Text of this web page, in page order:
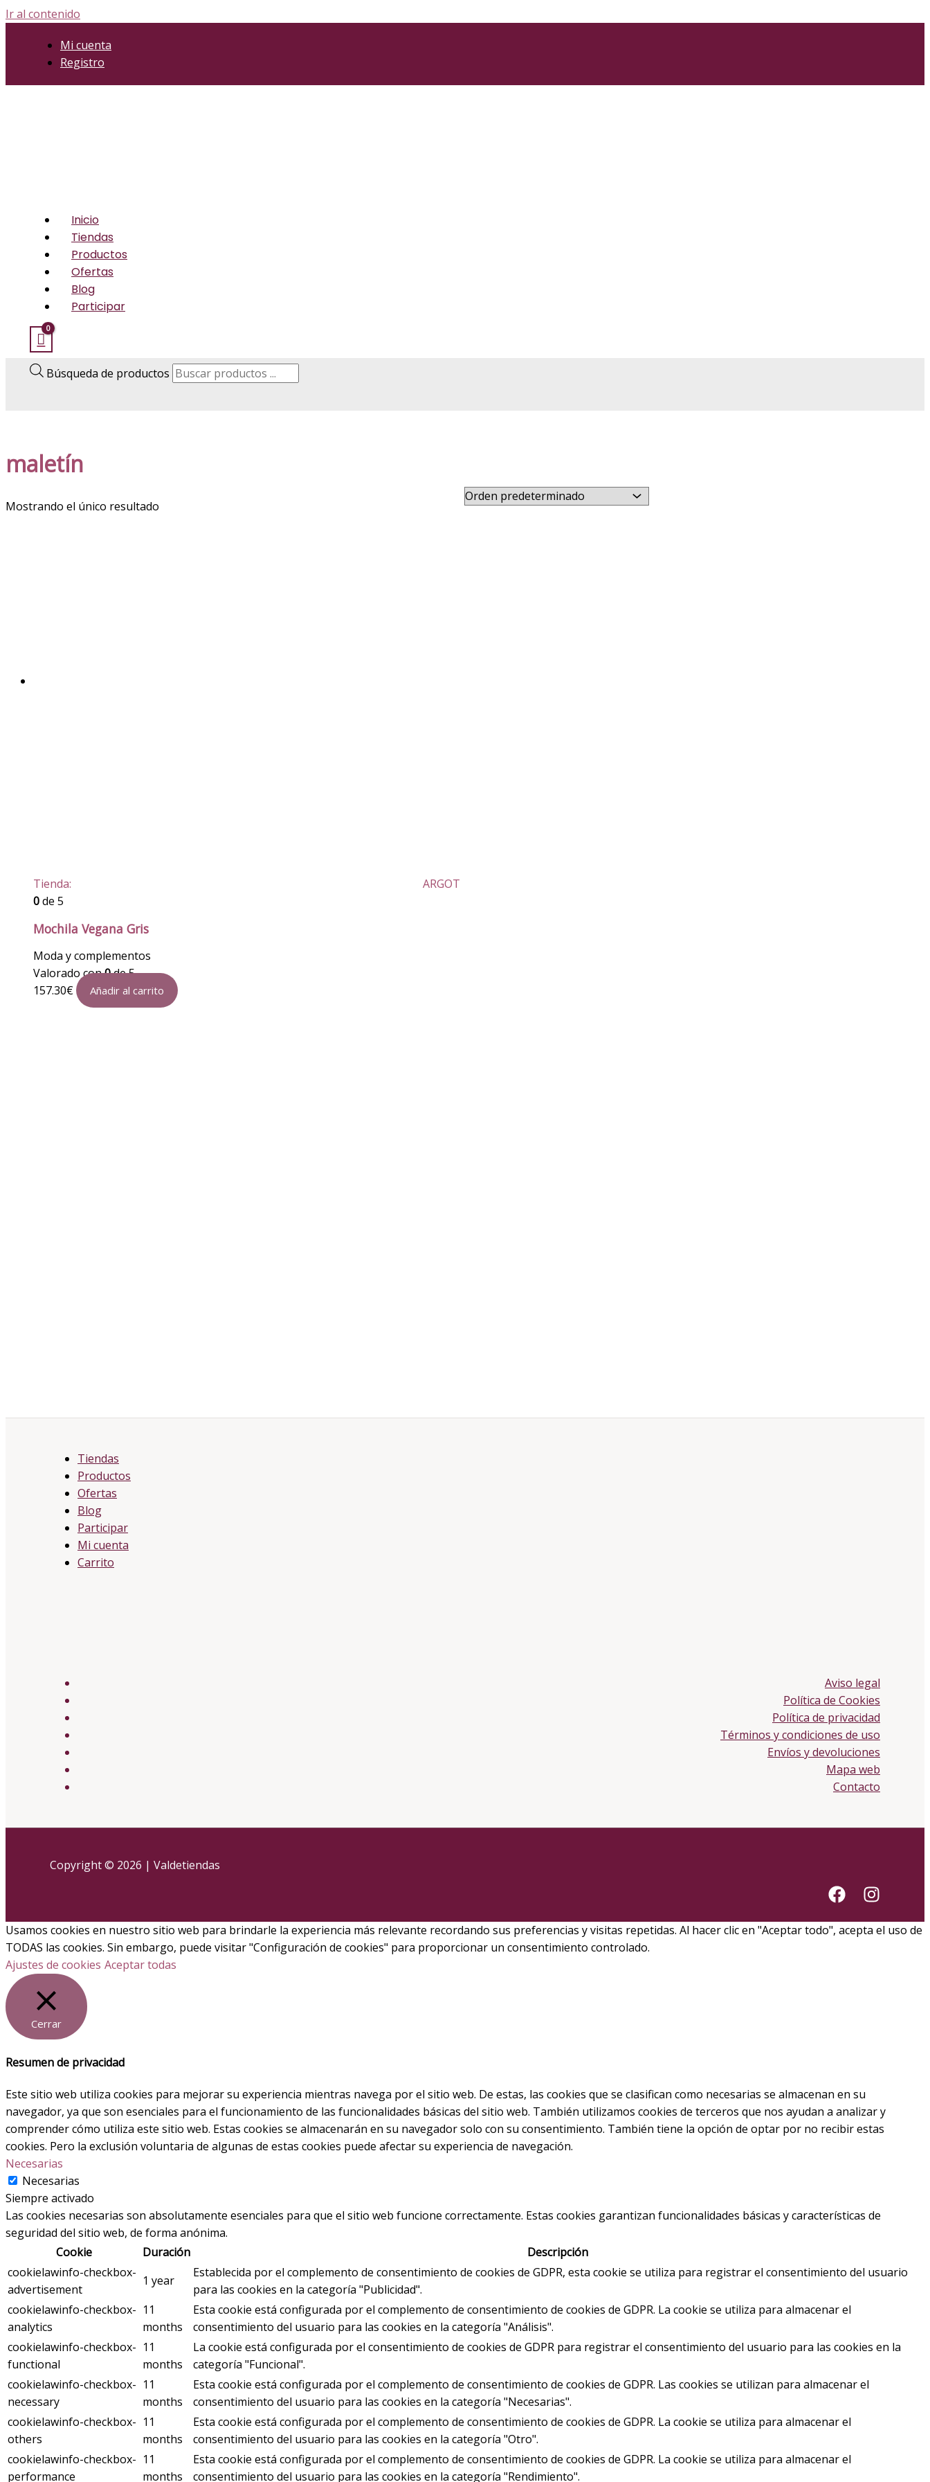
Ir al contenido
Mi cuenta
Registro
Inicio
Tiendas
Productos
Ofertas
Blog
Participar
Búsqueda de productos
maletín
Mostrando el único resultado
Tienda:
ARGOT
0de 5
Mochila Vegana Gris
Moda y complementos
Valorado con0de 5
157.30€ Añadir al carrito
Tiendas
Productos
Ofertas
Blog
Participar
Mi cuenta
Carrito
Aviso legal
Política de Cookies
Política de privacidad
Términos y condiciones de uso
Envíos y devoluciones
Mapa web
Contacto
Copyright © 2026 | Valdetiendas
Usamos cookies en nuestro sitio web para brindarle la experiencia más relevante recordando sus preferencias y visitas repetidas. Al hacer clic en "Aceptar todo", acepta el uso de
TODAS las cookies. Sin embargo, puede visitar "Configuración de cookies" para proporcionar un consentimiento controlado.
Ajustes de cookies Aceptar todas
Cerrar
Resumen de privacidad
Este sitio web utiliza cookies para mejorar su experiencia mientras navega por el sitio web. De estas, las cookies que se clasifican como necesarias se almacenan en su
navegador, ya que son esenciales para el funcionamiento de las funcionalidades básicas del sitio web. También utilizamos cookies de terceros que nos ayudan a analizar y
comprender cómo utiliza este sitio web. Estas cookies se almacenarán en su navegador solo con su consentimiento. También tiene la opción de optar por no recibir estas
cookies. Pero la exclusión voluntaria de algunas de estas cookies puede afectar su experiencia de navegación.
Necesarias
Necesarias
Siempre activado
Las cookies necesarias son absolutamente esenciales para que el sitio web funcione correctamente. Estas cookies garantizan funcionalidades básicas y características de
seguridad del sitio web, de forma anónima.
Cookie
Duración
Descripción
cookielawinfo-checkbox-
advertisement
1 year
Establecida por el complemento de consentimiento de cookies de GDPR, esta cookie se utiliza para registrar el consentimiento del usuario
para las cookies en la categoría "Publicidad".
cookielawinfo-checkbox-
analytics
11
months
Esta cookie está configurada por el complemento de consentimiento de cookies de GDPR. La cookie se utiliza para almacenar el
consentimiento del usuario para las cookies en la categoría "Análisis".
cookielawinfo-checkbox-
functional
11
months
La cookie está configurada por el consentimiento de cookies de GDPR para registrar el consentimiento del usuario para las cookies en la
categoría "Funcional".
cookielawinfo-checkbox-
necessary
11
months
Esta cookie está configurada por el complemento de consentimiento de cookies de GDPR. Las cookies se utilizan para almacenar el
consentimiento del usuario para las cookies en la categoría "Necesarias".
cookielawinfo-checkbox-
others
11
months
Esta cookie está configurada por el complemento de consentimiento de cookies de GDPR. La cookie se utiliza para almacenar el
consentimiento del usuario para las cookies en la categoría "Otro".
cookielawinfo-checkbox-
performance
11
months
Esta cookie está configurada por el complemento de consentimiento de cookies de GDPR. La cookie se utiliza para almacenar el
consentimiento del usuario para las cookies en la categoría "Rendimiento".